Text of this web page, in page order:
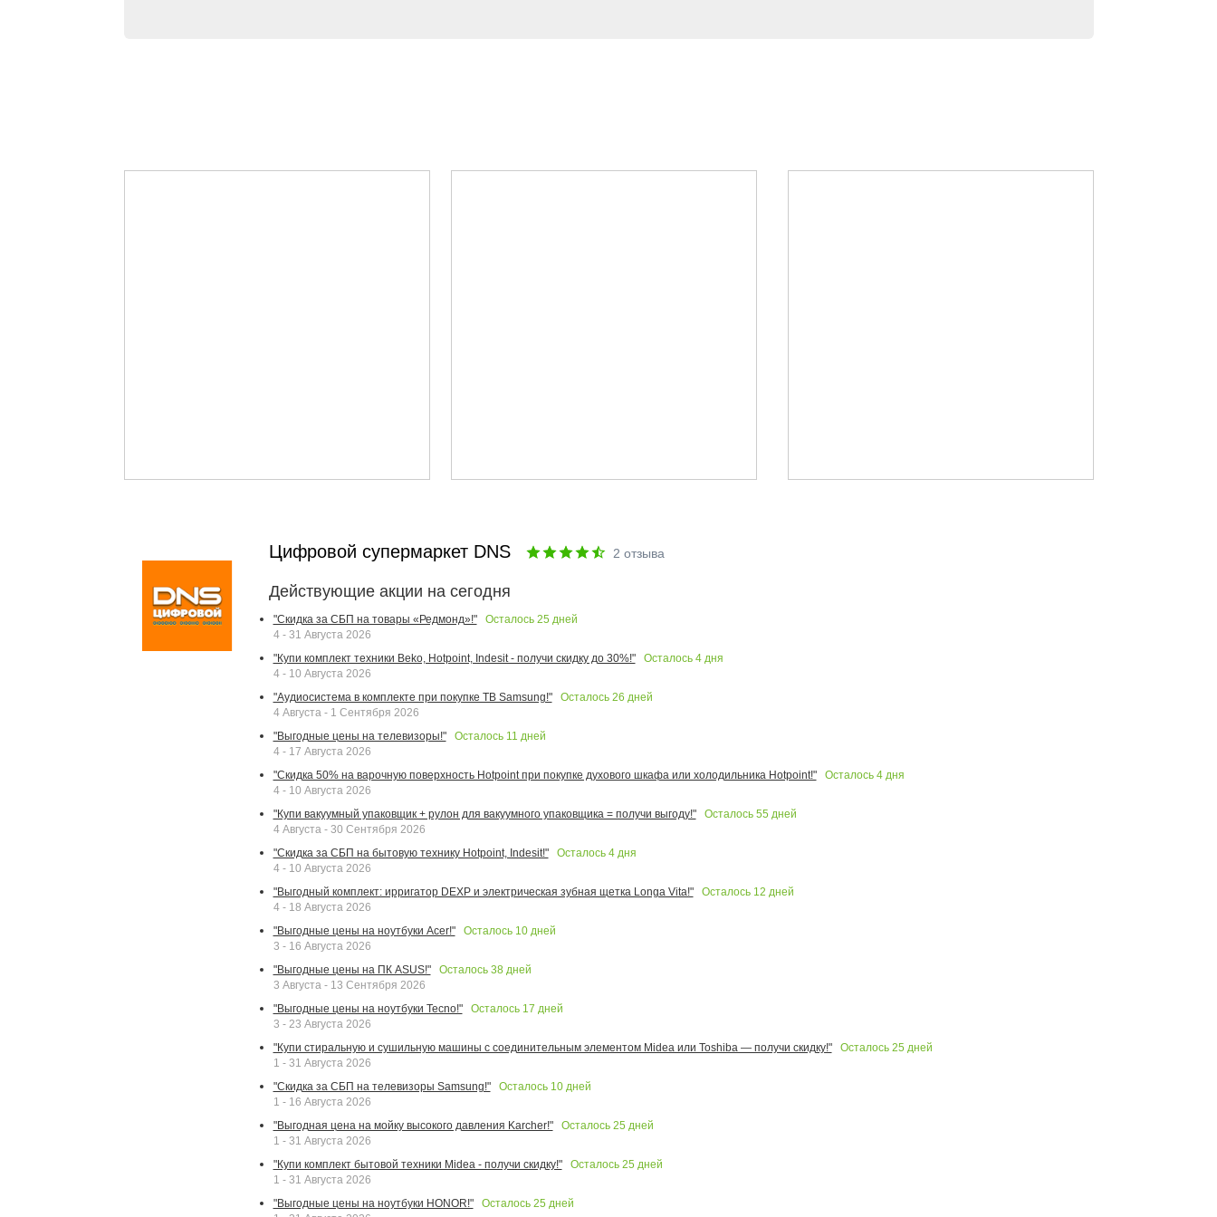
Цифровой супермаркет DNS 2 отзыва
Действующие акции на сегодня
"Скидка за СБП на товары «Редмонд»!" Осталось 25 дней
4 - 31 Августа 2026
"Купи комплект техники Beko, Hotpoint, Indesit - получи скидку до 30%!"
Осталось 4дня
4 - 10 Августа 2026
"Аудиосистема в комплекте при покупке ТВ Samsung!"
Осталось 26 дней
4 Августа - 1 Сентября 2026
"Выгодные цены на телевизоры!"
Осталось 11 дней
4 - 17 Августа 2026
"Скидка 50% на варочную поверхность Hotpoint при покупке духового шкафа или холодильника Hotpoint!"
Осталось 4дня
4 - 10 Августа 2026
"Купи вакуумный упаковщик + рулон для вакуумного упаковщика = получи выгоду!"
Осталось 55 дней
4 Августа - 30 Сентября 2026
"Скидка за СБП на бытовую технику Hotpoint, Indesit!"
Осталось 4дня
4 - 10 Августа 2026
"Выгодный комплект: ирригатор DEXP и электрическая зубная щетка Longa Vita!"
Осталось 12 дней
4 - 18 Августа 2026
"Выгодные цены на ноутбуки Acer!"
Осталось 10дней
3 - 16 Августа 2026
"Выгодные цены на ПК ASUS!"
Осталось 38дней
3 Августа - 13 Сентября 2026
"Выгодные цены на ноутбуки Tecno!"
Осталось 17 дней
3 - 23 Августа 2026
"Купи стиральную и сушильную машины с соединительным элементом Midea или Toshiba — получи скидку!"
Осталось 25 дней
1 - 31 Августа 2026
"Скидка за СБП на телевизоры Samsung!"
Осталось 10дней
1 - 16 Августа 2026
"Выгодная цена на мойку высокого давления Karcher!"
Осталось 25 дней
1 - 31 Августа 2026
"Купи комплект бытовой техники Midea - получи скидку!"
Осталось 25 дней
1 - 31 Августа 2026
"Выгодные цены на ноутбуки HONOR!"
Осталось 25 дней